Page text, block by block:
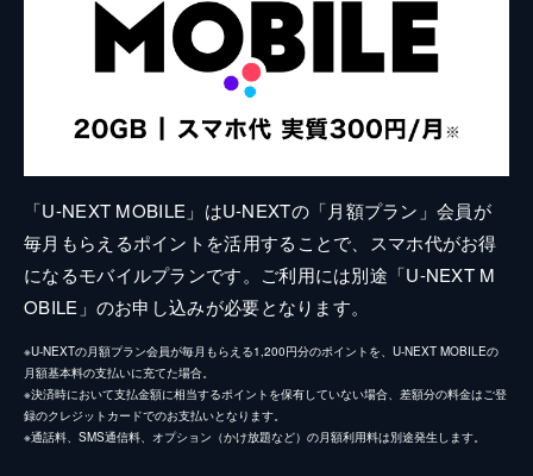
「U-NEXT MOBILE」はU-NEXTの「月額プラン」会員が
毎月もらえるポイントを活用することで、スマホ代がお得
になるモバイルプランです。ご利用には別途「U-NEXT M
OBILE」のお申し込みが必要となります。
※U-NEXTの月額プラン会員が毎月もらえる1,200円分のポイントを、U-NEXT MOBILEの
月額基本料の支払いに充てた場合。
※決済時において支払金額に相当するポイントを保有していない場合、差額分の料金はご登
録のクレジットカードでのお支払いとなります。
※通話料、SMS通信料、オプション（かけ放題など）の月額利用料は別途発生します。